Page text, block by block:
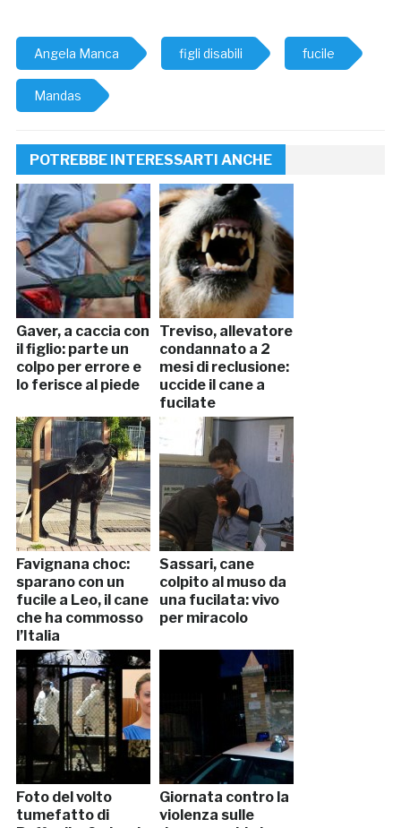
Angela Manca figli disabili fucile
Mandas
POTREBBE INTERESSARTI ANCHE
Gaver, a caccia con
il figlio: parte un
colpo per errore e
lo ferisce al piede
Treviso, allevatore
condannato a 2
mesi di reclusione:
uccide il cane a
fucilate
Favignana choc:
sparano con un
fucile a Leo, il cane
che ha commosso
l’Italia
Sassari, cane
colpito al muso da
una fucilata: vivo
per miracolo
Foto del volto
tumefatto di
Giornata contro la
violenza sulle